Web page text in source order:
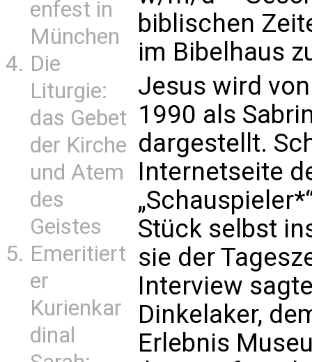
enfest in
München
Die
Liturgie:
das Gebet
der Kirche
und Atem
des
Geistes
Emeritiert
er
Kurienkar
dinal
biblischen
im Bibelhaus
Jesus wird
1990 als
dargestellt.
Internetseite
Stück selbst
sie der
Interview
Dinkelaker,
Erlebnis